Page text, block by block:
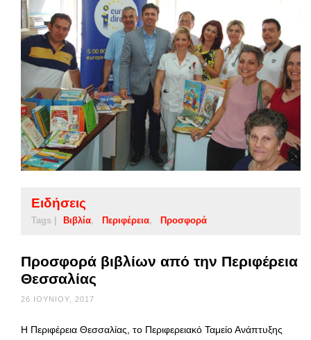
Ειδήσεις
Tags | Βιβλία Περιφέρεια Προσφορά
Προσφορά βιβλίων από την Περιφέρεια
Θεσσαλίας
26 ΙΟΥΝΊΟΥ, 2017
Η Περιφέρεια Θεσσαλίας, το Περιφερειακό Ταμείο Ανάπτυξης